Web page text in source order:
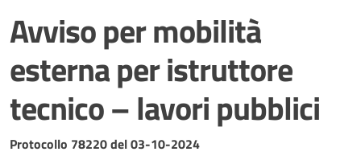
Avviso per mobilità
esterna per istruttore
tecnico – lavori pubblici
Dettagli del documento
Protocollo 78220 del 03-10-2024